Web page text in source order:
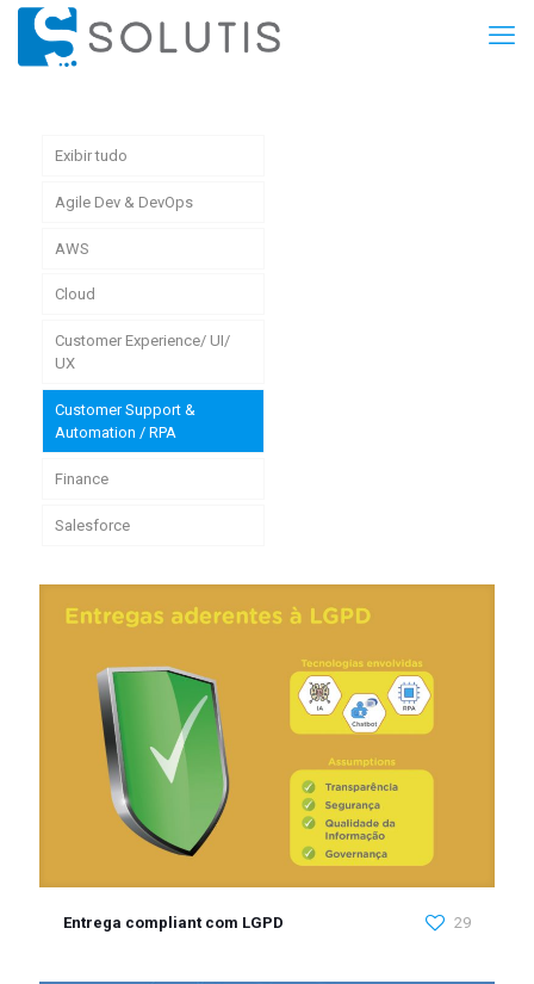
Exibir tudo
Agile Dev & DevOps
AWS
Cloud
Customer Experience/ UI/
UX
Customer Support &
Automation / RPA
Finance
Salesforce
Entrega compliant com LGPD 29